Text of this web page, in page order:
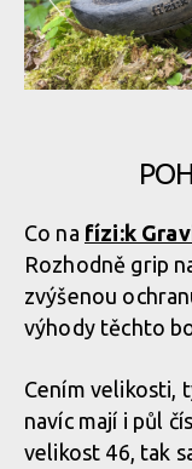
Co na fízi:k
Rozhodně grip
zvýšenou
výhody těchto
Cením velikosti,
navíc mají i půl
velikost 46, tak